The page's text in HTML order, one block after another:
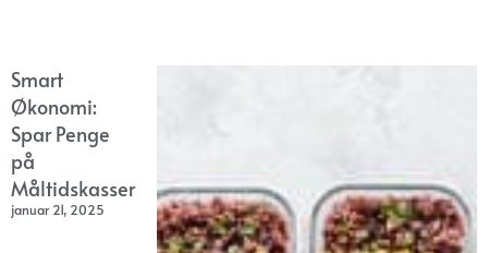
Smart
Økonomi:
Spar Penge
på
Måltidskasser
januar 21, 2025